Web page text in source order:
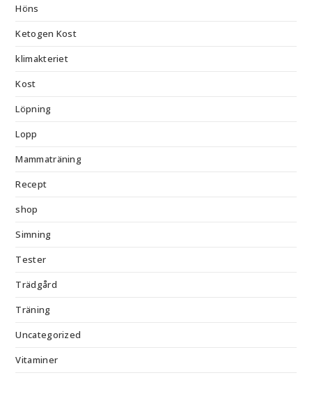
Höns
Ketogen Kost
klimakteriet
Kost
Löpning
Lopp
Mammaträning
Recept
shop
Simning
Tester
Trädgård
Träning
Uncategorized
Vitaminer